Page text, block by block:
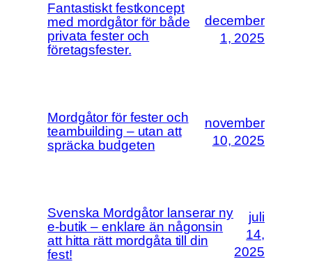
Fantastiskt festkoncept
med mordgåtor för både
privata fester och
företagsfester.
december
1, 2025
Mordgåtor för fester och
teambuilding – utan att
spräcka budgeten
november
10, 2025
Svenska Mordgåtor lanserar ny
e-butik – enklare än någonsin
att hitta rätt mordgåta till din
fest!
juli
14,
2025